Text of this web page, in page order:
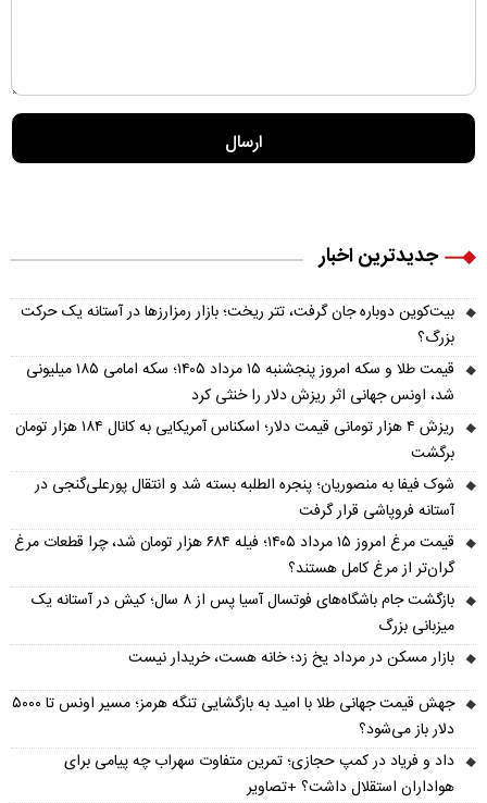
جدیدترین اخبار
بیت‌کوین دوباره جان گرفت، تتر ریخت؛ بازار رمزارزها در آستانه یک حرکت
بزرگ؟
قیمت طلا و سکه امروز پنجشنبه ۱۵ مرداد ۱۴۰۵؛ سکه امامی ۱۸۵ میلیونی
شد، اونس جهانی اثر ریزش دلار را خنثی کرد
ریزش ۴ هزار تومانی قیمت دلار؛ اسکناس آمریکایی به کانال ۱۸۴ هزار تومان
برگشت
شوک فیفا به منصوریان؛ پنجره الطلبه بسته شد و انتقال پورعلی‌گنجی در
آستانه فروپاشی قرار گرفت
قیمت مرغ امروز ۱۵ مرداد ۱۴۰۵؛ فیله ۶۸۴ هزار تومان شد، چرا قطعات مرغ
گران‌تر از مرغ کامل هستند؟
بازگشت جام باشگاه‌های فوتسال آسیا پس از ۸ سال؛ کیش در آستانه یک
میزبانی بزرگ
بازار مسکن در مرداد یخ زد؛ خانه هست، خریدار نیست
جهش قیمت جهانی طلا با امید به بازگشایی تنگه هرمز؛ مسیر اونس تا ۵۰۰۰
دلار باز می‌شود؟
داد و فریاد در کمپ حجازی؛ تمرین متفاوت سهراب چه پیامی برای
هواداران استقلال داشت؟ +تصاویر